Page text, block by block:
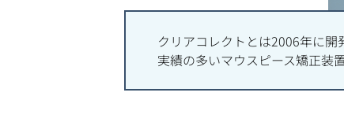
クリアコレクトとは2006年に
実績の多いマウスピース矯正装